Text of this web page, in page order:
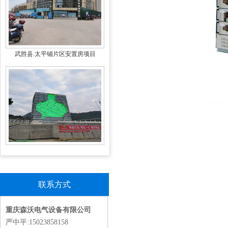
贵州.习酒办公楼亮化项目
联系方式
重庆森沃电气设备有限公司
严中平:15023858158